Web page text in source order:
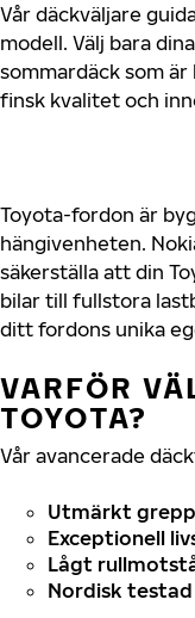
Vår däckväljare
modell. Välj bara
sommardäck som
finsk kvalitet och
Toyota-fordon är
hängivenheten.
säkerställa att din
bilar till fullstora
ditt fordons unika
VARFÖR
TOYOTA?
Vår avancerade
Utmärkt grepp
Exceptionell
Lågt
Nordisk